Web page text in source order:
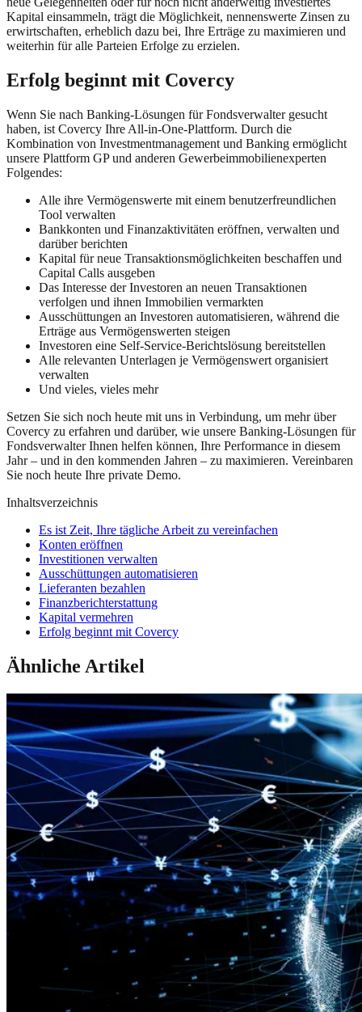
Kapital einsammeln, trägt die Möglichkeit, nennenswerte Zinsen zu
erwirtschaften, erheblich dazu bei, Ihre Erträge zu maximieren und
weiterhin für alle Parteien Erfolge zu erzielen.
Erfolg beginnt mit Covercy
Wenn Sie nach Banking-Lösungen für Fondsverwalter gesucht
haben, ist Covercy Ihre All-in-One-Plattform. Durch die
Kombination von Investmentmanagement und Banking ermöglicht
unsere Plattform GP und anderen Gewerbeimmobilienexperten
Folgendes:
Alle ihre Vermögenswerte mit einem benutzerfreundlichen
Tool verwalten
Bankkonten und Finanzaktivitäten eröffnen, verwalten und
darüber berichten
Kapital für neue Transaktionsmöglichkeiten beschaffen und
Capital Calls ausgeben
Das Interesse der Investoren an neuen Transaktionen
verfolgen und ihnen Immobilien vermarkten
Ausschüttungen an Investoren automatisieren, während die
Erträge aus Vermögenswerten steigen
Investoren eine Self-Service-Berichtslösung bereitstellen
Alle relevanten Unterlagen je Vermögenswert organisiert
verwalten
Und vieles, vieles mehr
Setzen Sie sich noch heute mit uns in Verbindung, um mehr über
Covercy zu erfahren und darüber, wie unsere Banking-Lösungen für
Fondsverwalter Ihnen helfen können, Ihre Performance in diesem
Jahr – und in den kommenden Jahren – zu maximieren. Vereinbaren
Sie noch heute Ihre private Demo.
Inhaltsverzeichnis
Es ist Zeit, Ihre tägliche Arbeit zu vereinfachen
Konten eröffnen
Investitionen verwalten
Ausschüttungen automatisieren
Lieferanten bezahlen
Finanzberichterstattung
Kapital vermehren
Erfolg beginnt mit Covercy
Ähnliche Artikel